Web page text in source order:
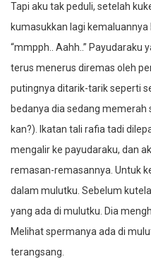
Tapi aku tak peduli, setelah
kumasukkan lagi
“mmpph.. Aahh..” Payudaraku
terus menerus diremas oleh
putingnya ditarik-tarik seperti
bedanya dia sedang memerah
kan?). Ikatan tali rafia tadi
mengalir ke payudaraku, dan
remasan-remasannya. Untuk
dalam mulutku. Sebelum
yang ada di mulutku. Dia
Melihat spermanya ada di
terangsang.